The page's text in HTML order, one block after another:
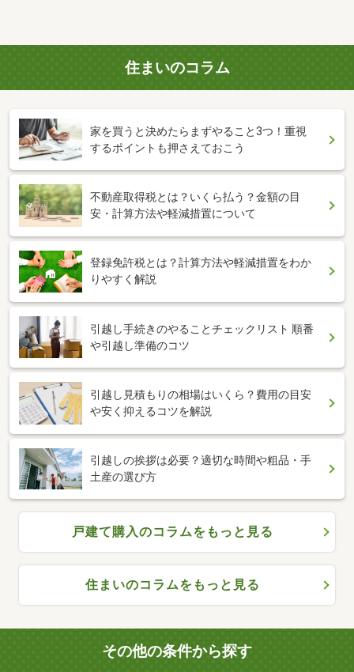
住まいのコラム
家を買うと決めたらまずやること3つ！重視
するポイントも押さえておこう
不動産取得税とは？いくら払う？金額の目
安・計算方法や軽減措置について
登録免許税とは？計算方法や軽減措置をわか
りやすく解説
引越し手続きのやることチェックリスト 順番
や引越し準備のコツ
引越し見積もりの相場はいくら？費用の目安
や安く抑えるコツを解説
引越しの挨拶は必要？適切な時間や粗品・手
土産の選び方
戸建て購入のコラムをもっと見る
住まいのコラムをもっと見る
その他の条件から探す